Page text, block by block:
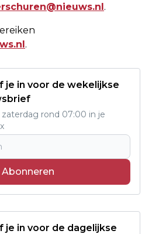
.
.
je in voor de wekelijkse
zaterdag rond 07:00 in je
Abonneren
je in voor de dagelijkse